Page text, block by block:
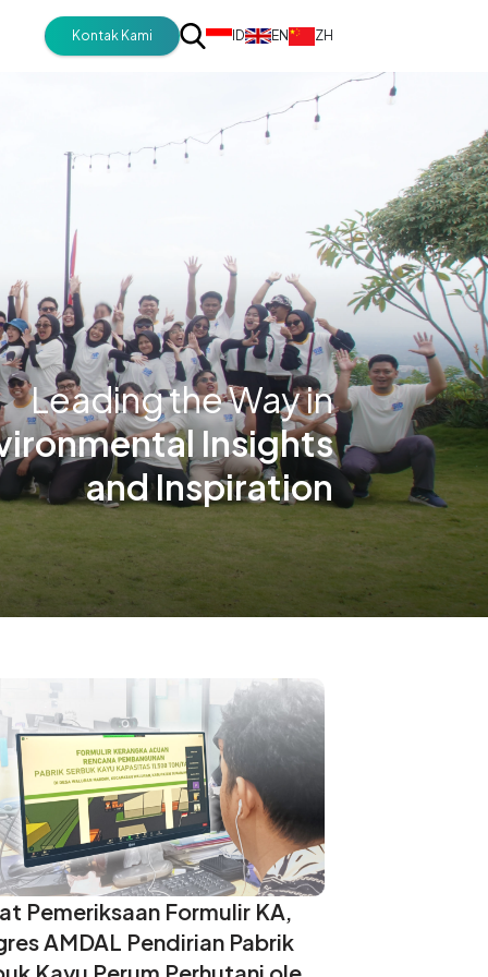
Kontak Kami ID EN ZH
Leading the Way in
Insights
and Inspiration
Pemeriksaan Formulir KA,
AMDAL Pendirian Pabrik